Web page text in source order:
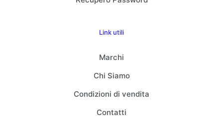
Link utili
Marchi
Chi Siamo
Condizioni di vendita
Contatti